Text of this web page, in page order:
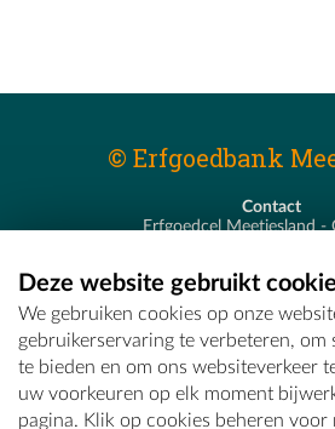
© Erfgoedbank
Contact
Erfgoedcel Meetjesland -
T - 09 373 75 96
E -
Deze website gebruikt
We gebruiken cookies op onze
gebruikerservaring te verbeteren, om
te bieden en om ons websiteverkeer
uw voorkeuren op elk moment
pagina. Klik op cookies beheren voor